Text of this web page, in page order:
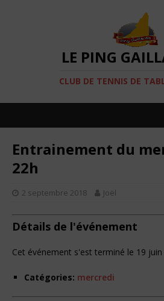
LE PING
CLUB DE TENNIS DE
Entrainement du
22h
2 septembre 2018 Joël
Détails de l'événement
Cet événement s'est terminé le 19 juin
Catégories: mercredi